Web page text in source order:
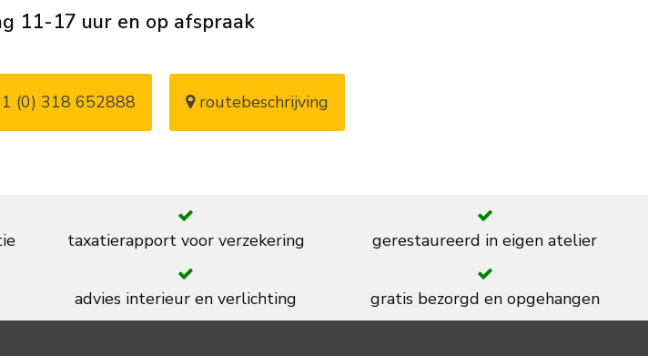
11-17 uur en op afspraak
(0) 318 652888 routebeschrijving
taxatierapport voor verzekering gerestaureerd in eigen atelier
advies interieur en verlichting gratis bezorgd en opgehangen